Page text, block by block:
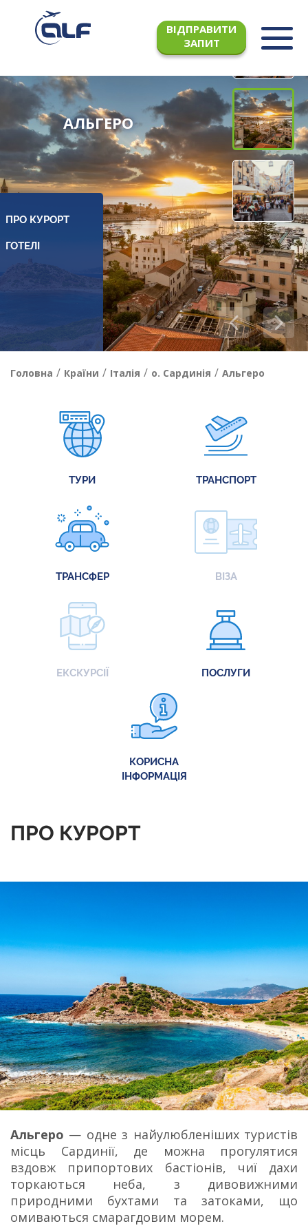
ВІДПРАВИТИ
ЗАПИТ
АЛЬГЕРО
ПРО КУРОРТ
Головна / Країни / Італія / о. Сардинія / Альгеро
ТУРИ ТРАНСПОРТ
ТРАНСФЕР ВІЗА
ЕКСКУРСІЇ ПОСЛУГИ
КОРИСНА
ІНФОРМАЦІЯ
ПРО КУРОРТ
Альгеро — одне з найулюбленіших туристів
місць Сардинії, де можна прогулятися
вздовж припортових бастіонів, чиї дахи
торкаються неба, з дивовижними
природними бухтами та затоками, що
омиваються смарагдовим морем.